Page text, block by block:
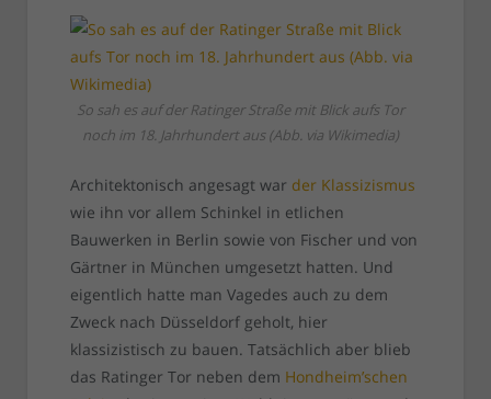
So sah es auf der Ratinger Straße mit Blick aufs Tor
noch im 18. Jahrhundert aus (Abb. via Wikimedia)
Architektonisch angesagt war der Klassizismus
wie ihn vor allem Schinkel in etlichen
Bauwerken in Berlin sowie von Fischer und von
Gärtner in München umgesetzt hatten. Und
eigentlich hatte man Vagedes auch zu dem
Zweck nach Düsseldorf geholt, hier
klassizistisch zu bauen. Tatsächlich aber blieb
das Ratinger Tor neben dem Hondheim’schen